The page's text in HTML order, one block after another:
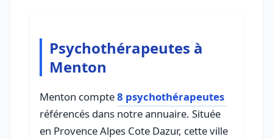
Psychothérapeutes à
Menton
Menton compte8 psychothérapeutes
référencés dans notre annuaire. Située
en Provence Alpes Cote Dazur, cette ville